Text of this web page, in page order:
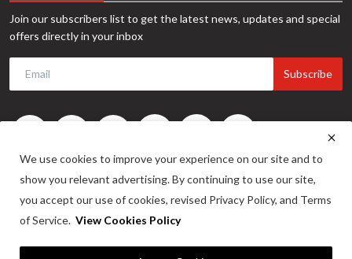
Join our subscribers list to get the latest news, updates and special
offers directly in your inbox
Subscribe
©2024. INA News. All Rights Reserved. Website Developed by -
We use cookies to improve your experience on our site and to
show you relevant advertising. By continuing to use our site,
you accept our use of cookies, revised Privacy Policy, and Terms
of Service. View Cookies Policy